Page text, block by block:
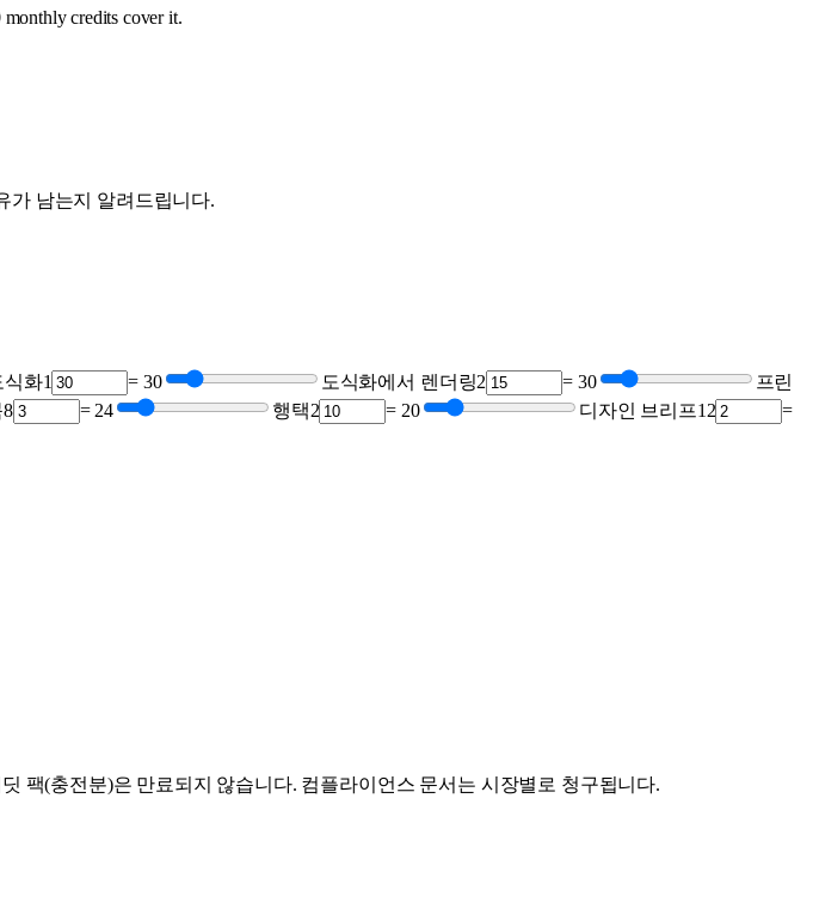
credits cover it.
가 남는지 알려드립니다.
식화1 =30 도식화에서 렌더링2 = 30
프린
8 = 24 행택2 = 20 디자인 브리프12
=
팩(충전분)은 만료되지 않습니다. 컴플라이언스 문서는 시장별로 청구됩니다.